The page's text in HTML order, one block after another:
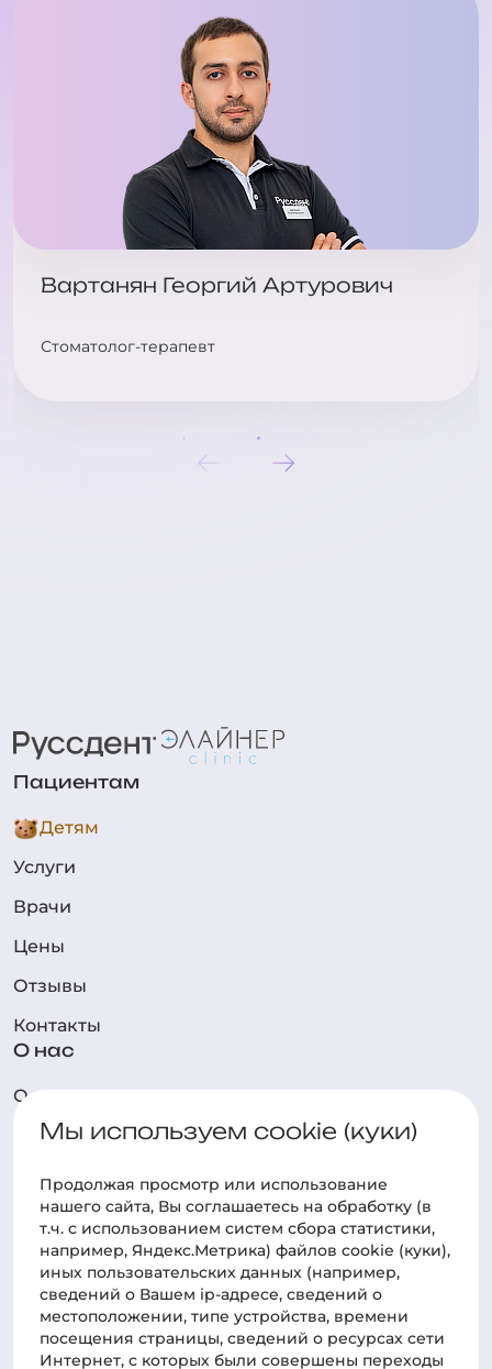
Вартанян Георгий Артурович
Стоматолог-терапевт
Пациентам
Детям
Услуги
Врачи
Цены
Отзывы
Контакты
О нас
О клинике
Технологии
Новости
Фотогалерея
Наука
Практик-центр
Статьи
Новости о курсах
Мы используем cookie (куки)
Продолжая просмотр или использование
нашего cайта, Вы соглашаетесь на обработку (в
т.ч. с использованием систем сбора статистики,
например, Яндекс.Метрика) файлов cookie (куки),
иных пользовательских данных (например,
сведений о Вашем ip-адресе, сведений о
местоположении, типе устройства, времени
посещения страницы, сведений о ресурсах сети
Интернет, с которых были совершены переходы